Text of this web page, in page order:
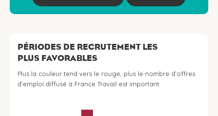
PÉRIODES DE RECRUTEMENT LES
PLUS FAVORABLES
Plus la couleur tend vers le rouge, plus le nombre d’offres
d’emploi diffusé à France Travail est important.